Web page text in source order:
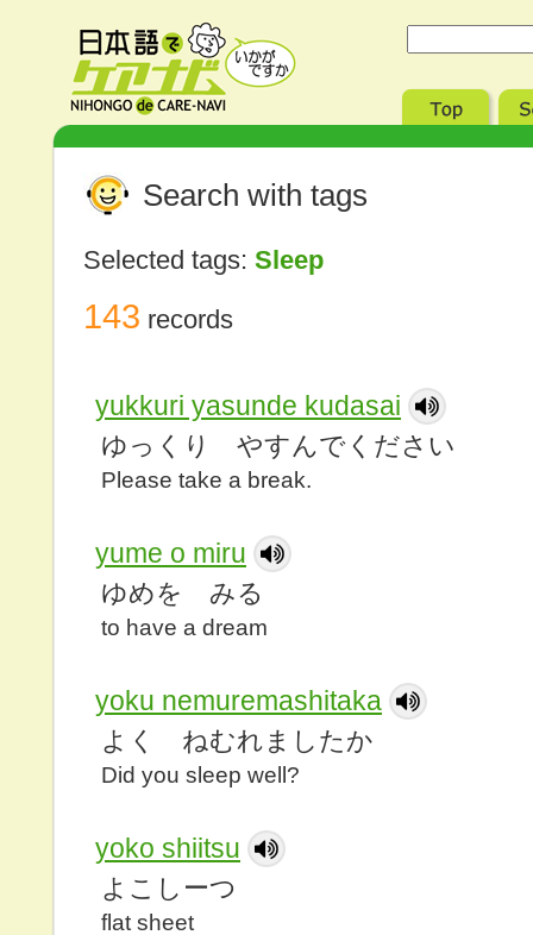
Search with tags
Selected tags: Sleep
143 records
yukkuri yasunde kudasai
ゆっくり やすんでください
Please take a break.
yume o miru
ゆめを みる
to have a dream
yoku nemuremashitaka
よく ねむれましたか
Did you sleep well?
yoko shiitsu
よこしーつ
flat sheet